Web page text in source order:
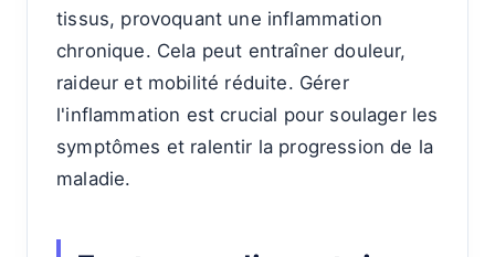
tissus, provoquant une inflammation
chronique. Cela peut entraîner douleur,
raideur et mobilité réduite. Gérer
l'inflammation est crucial pour soulager les
symptômes et ralentir la progression de la
maladie.